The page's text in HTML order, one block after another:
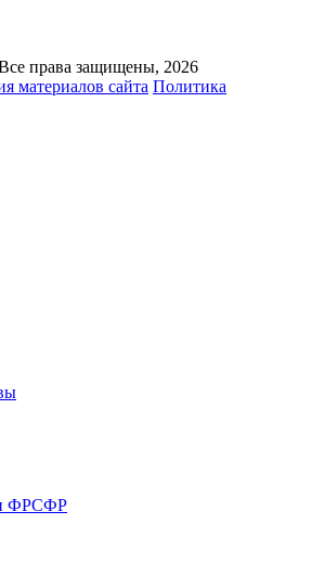
права защищены, 2026
материалов сайта Политика
ФРСФР